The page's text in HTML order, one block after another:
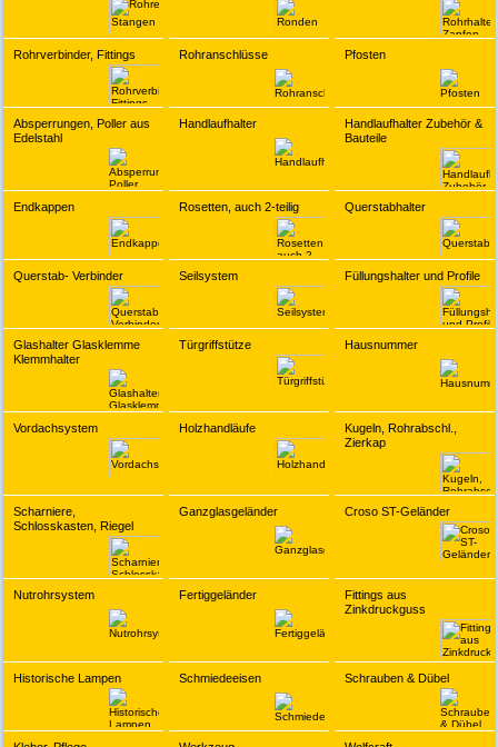
Rohrverbinder, Fittings Rohranschlüsse Pfosten
Absperrungen, Poller aus
Edelstahl
Handlaufhalter
Handlaufhalter Zubehör &
Bauteile
Endkappen Rosetten, auch 2-teilig Querstabhalter
Querstab- Verbinder Seilsystem Füllungshalter und Profile
Glashalter Glasklemme
Klemmhalter
Türgriffstütze Hausnummer
Vordachsystem Holzhandläufe
Kugeln, Rohrabschl.,
Zierkap
Scharniere,
Schlosskasten, Riegel
Ganzglasgeländer Croso ST-Geländer
Nutrohrsystem Fertiggeländer
Fittings aus
Zinkdruckguss
Historische Lampen Schmiedeeisen Schrauben & Dübel